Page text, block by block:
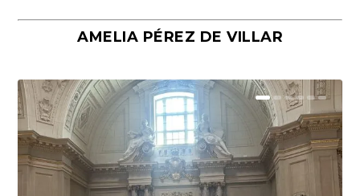
Málaga, verso en azul, de Rafael
Porras y Salvador...
«La cocina hebrea. Alimentación
del pueblo judío e...
AMELIA PÉREZ DE VILLAR